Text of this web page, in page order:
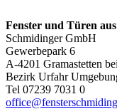
Fenster und Türen
Schmidinger GmbH
Gewerbepark 6
A-4201 Gramastetten
Bezirk Urfahr
Tel 07239 7031 0